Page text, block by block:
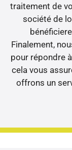
traitement de
société de
Finalement,
pour répondre
cela vous
offrons un